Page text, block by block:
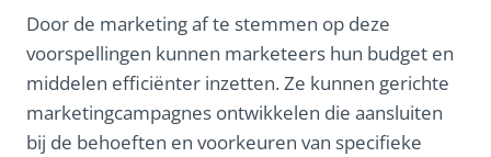
Door de marketing af te stemmen op deze
voorspellingen kunnen marketeers hun budget en
middelen efficiënter inzetten. Ze kunnen gerichte
marketingcampagnes ontwikkelen die aansluiten
bij de behoeften en voorkeuren van specifieke